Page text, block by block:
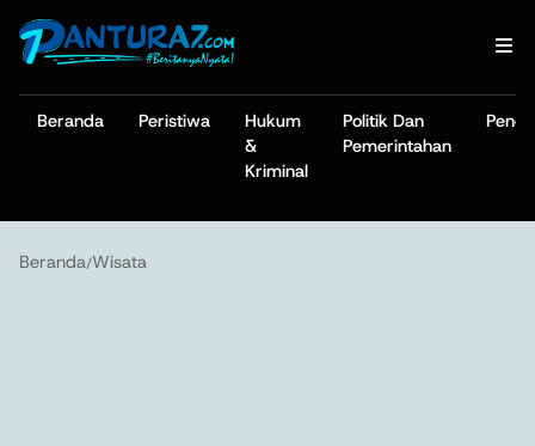
Beranda Peristiwa
Hukum
&
Kriminal
Politik Dan
Pemerintahan
Beranda/Wisata